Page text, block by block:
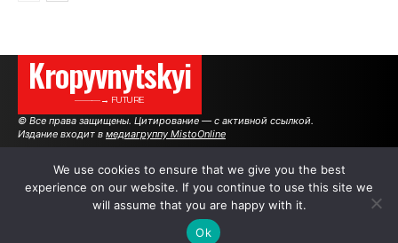
Kropyvnytskyi
———→ FUTURE
© Все права защищены. Цитирование — с активной ссылкой.
Издание входит в медиагруппу MistoOnline
АВТОРЫ РЕКЛАМА НА САЙТЕ
We use cookies to ensure that we give you the best
experience on our website. If you continue to use this site we
will assume that you are happy with it.
Ok